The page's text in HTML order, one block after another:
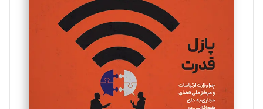
یسنا امان‌پور
تحریریه
ملینا جعفری